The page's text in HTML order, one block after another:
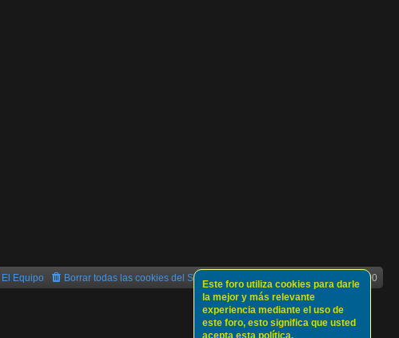
Este foro utiliza cookies para darle
la mejor y más relevante
experiencia mediante el uso de
este foro, esto significa que usted
acepta esta política.
Todos los horarios son UTC+02:00
Borrar todas las cookies del Sitio
El Equipo